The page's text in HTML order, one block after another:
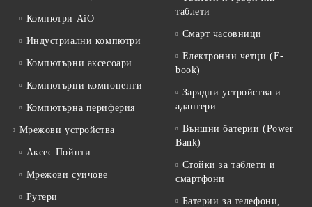
Компютри AiO
Индустриални компютри
Компютърни аксесоари
Компютърни компоненти
Компютърна периферия
Мрежови устройства
Аксес Пойнти
Мрежови суичове
Рутери
таблети
Смарт часовници
Електронни четци (E-
book)
Зарядни устройства и
адаптери
Външни батерии (Power
Bank)
Стойки за таблети и
смартфони
Батерии за телефони,